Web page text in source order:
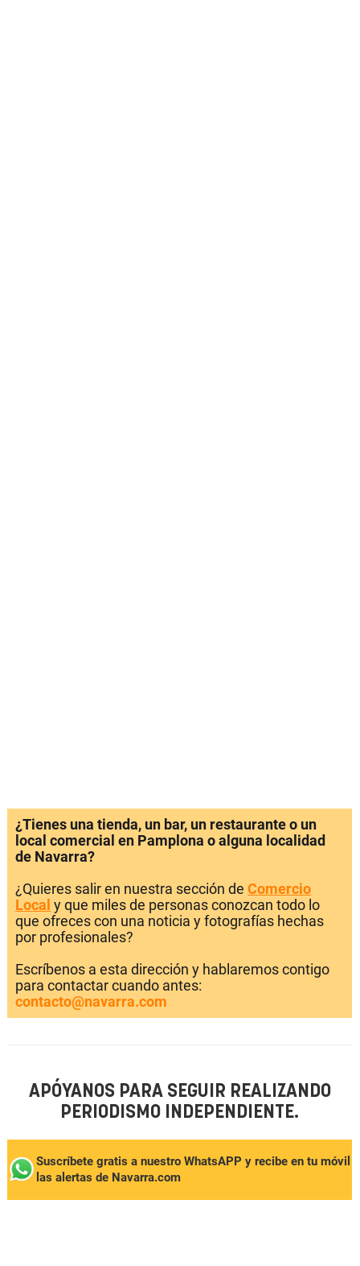
¿Tienes una tienda, un bar, un restaurante o un
local comercial en Pamplona o alguna localidad
de Navarra?
¿Quieres salir en nuestra sección de Comercio
Local y que miles de personas conozcan todo lo
que ofreces con una noticia y fotografías hechas
por profesionales?
Escríbenos a esta dirección y hablaremos contigo
para contactar cuando antes:
contacto@navarra.com
APÓYANOS PARA SEGUIR REALIZANDO
PERIODISMO INDEPENDIENTE.
Suscríbete gratis a nuestro WhatsAPP y recibe en tu móvil
las alertas de Navarra.com